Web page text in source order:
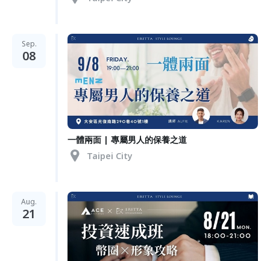
Sep.
08
一體兩面 | 專屬男人的保養之道
Taipei City
Aug.
21